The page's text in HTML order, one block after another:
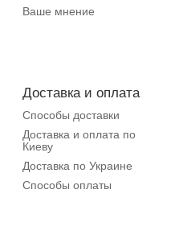
Ваше мнение
Доставка и оплата
Способы доставки
Доставка и оплата по
Киеву
Доставка по Украине
Способы оплаты